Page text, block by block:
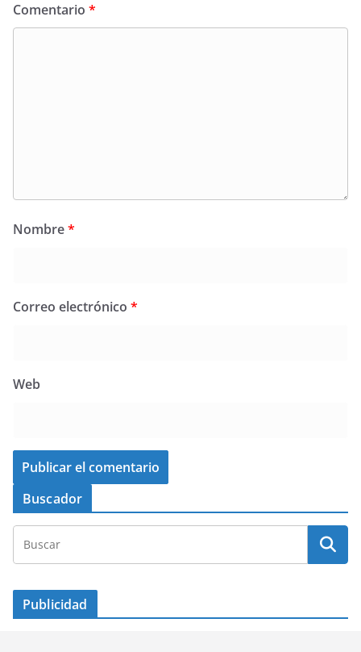
Comentario *
Nombre*
Correo electrónico *
Web
Buscador
Publicidad